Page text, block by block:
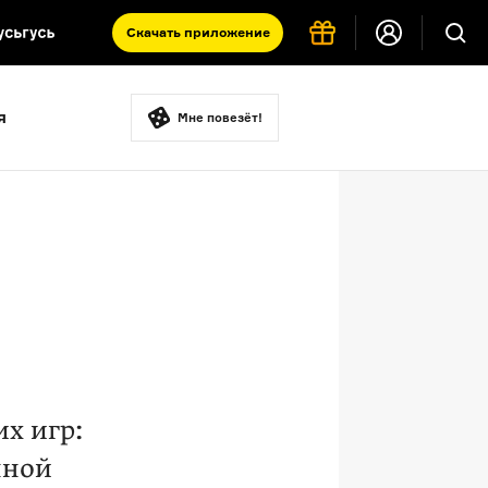
Скачать приложение
такое античность
Мне повезёт!
игр: